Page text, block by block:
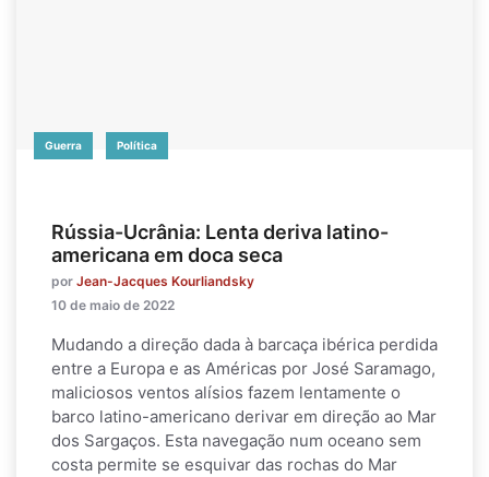
Guerra Política
Rússia-Ucrânia: Lenta deriva latino-
americana em doca seca
por Jean-Jacques Kourliandsky
10 de maio de 2022
Mudando a direção dada à barcaça ibérica perdida
entre a Europa e as Américas por José Saramago,
maliciosos ventos alísios fazem lentamente o
barco latino-americano derivar em direção ao Mar
dos Sargaços. Esta navegação num oceano sem
costa permite se esquivar das rochas do Mar